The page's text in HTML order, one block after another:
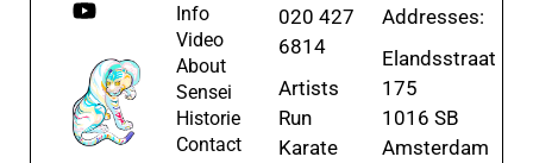
Info
Video
About
Sensei
Historie
Contact
020 427
6814
Artists
Run
Karate
Addresses:
Elandsstraat
175
1016 SB
Amsterdam